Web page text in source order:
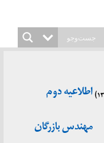
اطلاعیه دوم
مهندس بازرگان